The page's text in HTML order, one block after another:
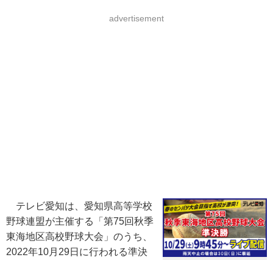
advertisement
テレビ愛知は、愛知県高等学校
野球連盟が主催する「第75回秋季
東海地区高校野球大会」のうち、
2022年10月29日に行われる準決